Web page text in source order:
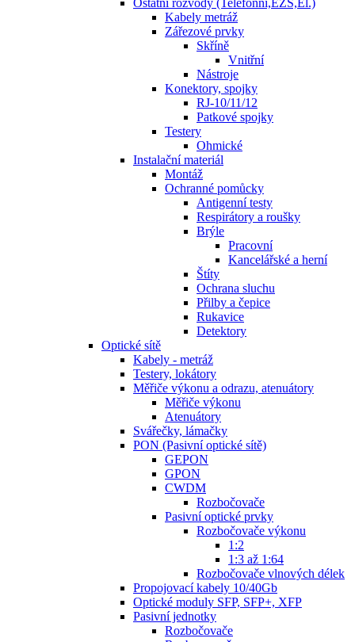
Ostatní rozvody (Telefonní,EZS,El.)
Kabely metráž
Zářezové prvky
Skříně
Vnitřní
Nástroje
Konektory, spojky
RJ-10/11/12
Patkové spojky
Testery
Ohmické
Instalační materiál
Montáž
Ochranné pomůcky
Antigenní testy
Respirátory a roušky
Brýle
Pracovní
Kancelářské a herní
Štíty
Ochrana sluchu
Přilby a čepice
Rukavice
Detektory
Optické sítě
Kabely - metráž
Testery, lokátory
Měřiče výkonu a odrazu, atenuátory
Měřiče výkonu
Atenuátory
Svářečky, lámačky
PON (Pasivní optické sítě)
GEPON
GPON
CWDM
Rozbočovače
Pasivní optické prvky
Rozbočovače výkonu
1:2
1:3 až 1:64
Rozbočovače vlnových délek
Propojovací kabely 10/40Gb
Optické moduly SFP, SFP+, XFP
Pasivní jednotky
Rozbočovače